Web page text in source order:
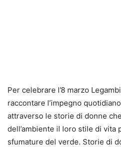
Per celebrare l’8 marzo
raccontare l’impegno
attraverso le storie di donne
dell’ambiente il loro stile di vita
sfumature del verde. Storie di